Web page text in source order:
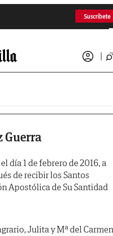
Suscríbete
Guerra
día 1 de febrero de 2016, a
de recibir los Santos
Apostólica de Su Santidad
Julita y Mª del